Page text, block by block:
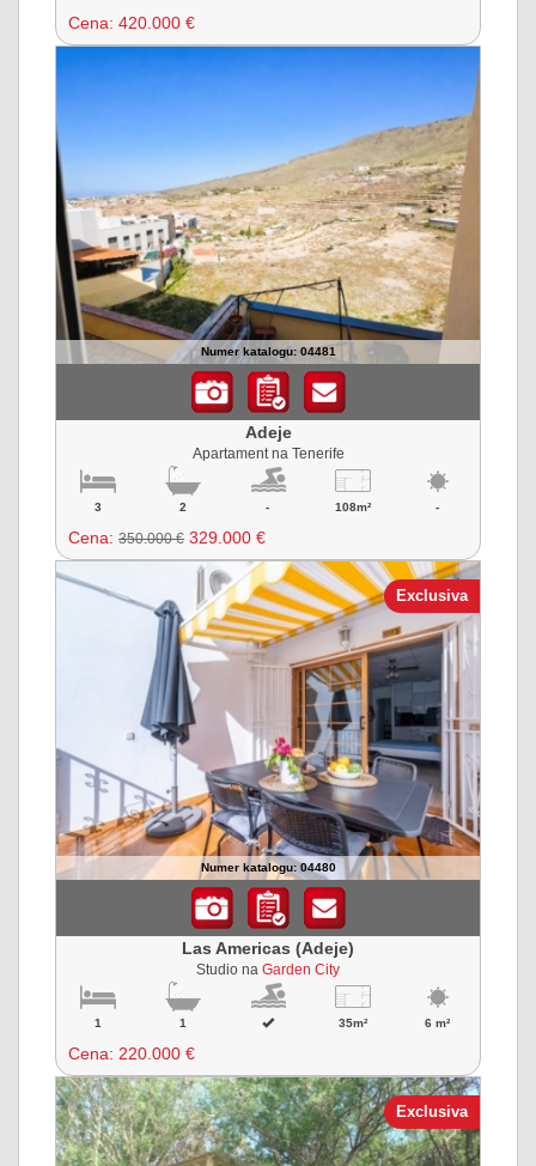
Cena: 420.000 €
Numer katalogu: 04481
Adeje
Apartament na Tenerife
3 2 - 108m² -
Cena: 350.000 € 329.000 €
Exclusiva
Numer katalogu: 04480
Las Americas (Adeje)
Studio na Garden City
1 1 35m² 6 m²
Cena: 220.000 €
Exclusiva